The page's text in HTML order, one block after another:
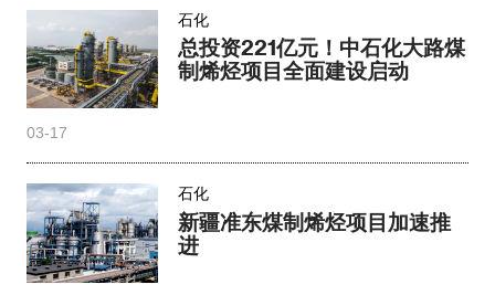
石化
总投资221亿元！中石化大路煤
制烯烃项目全面建设启动
03-17
石化
新疆准东煤制烯烃项目加速推
进